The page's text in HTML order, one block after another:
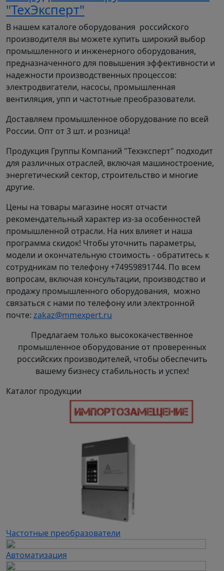
3 ~ 690 (660) B, 50/60 Гц
Платы расширения (опция для УПП серии
SNI)
Дополнительное защитное покрытие: лак
или компаунд.
ООО "ТехЭксперт", как официальный
дистрибьютор продукции INSTART, готово
предложить вам дополнительную скидку, если вы
найдете товар этой марки по более низкой цене!
"ТехЭксперт"
В нашем каталоге оборудования российского
производителя вы можете купить широкий выбор
промышленного и инженерного оборудования,
предназначенного для повышения эффективности и
надежности производственных процессов:
электродвигатели, насосы, промышленная
вентиляция, упп и частотные преобразователи.
Доставляем промышленное оборудование по всей
России. Опт от 3 шт. и розница!
Продукция Группы Компаний "Техэксперт" подходит
для различных отраслей, включая машиностроение,
энергетический сектор, строительство и многие
другие.
Цены на товары магазине носят отчасти
рекомендательный характер из-за особенностей
промышленной отрасли. На них влияет и наша
программа скидок! Чтобы уточнить параметры,
модели и окончательную стоимость - обратитесь к
сотрудникам по телефону +74959891744. По всем
вопросам, включая консультации, производство и
продажу промышленного оборудования, можно
связаться с нами по телефону или электронной
почте: zakaz@mmexpert.ru
Предлагаем только высококачественное
промышленное оборудование от проверенных
российских производителей, чтобы обеспечить
вашему бизнесу стабильность и успех!
Каталог продукции
Частотные преобразователи
Автоматизация